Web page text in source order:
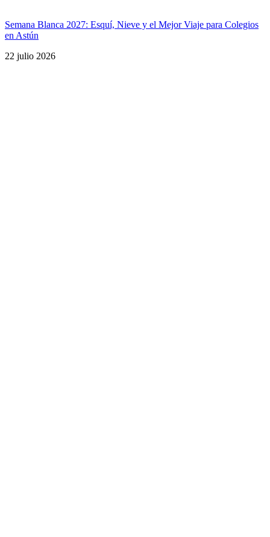
Semana Blanca 2027: Esquí, Nieve y el Mejor Viaje para Colegios
en Astún
22 julio 2026